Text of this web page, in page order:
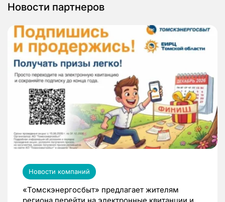
Новости партнеров
Новости компаний
«Томскэнергосбыт» предлагает жителям